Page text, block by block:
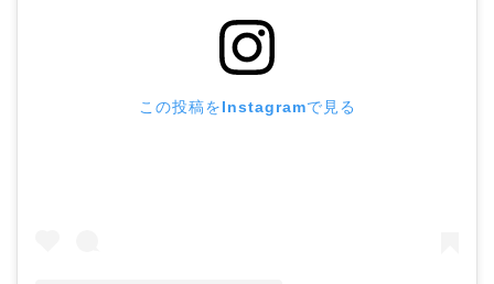
この投稿をInstagramで見る